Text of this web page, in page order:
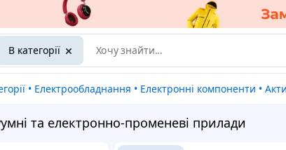
В категорії
• Електрообладнання • Електронні компоненти •
та електронно-променеві прилади